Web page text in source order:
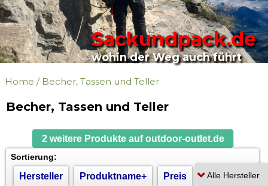
Sackundpack.de
wohin der Weg auch führt
Home / Becher, Tassen und Teller
Becher, Tassen und Teller
2 weitere Produkte auf outdoor-outlet.de
Sortierung:
Hersteller Produktname+ Preis